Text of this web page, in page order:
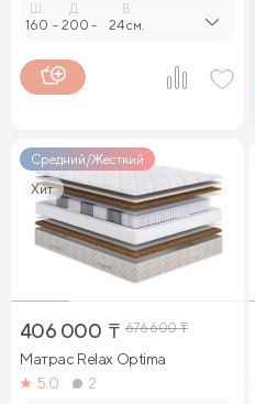
160 -
Д.
200 -
В.
24 см.
Средний/Жесткий
Хит
406 000 ₸ 676 600₸
Матрас Relax Optima
5.0
2